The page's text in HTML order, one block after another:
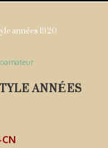
années 1920
ANNÉES